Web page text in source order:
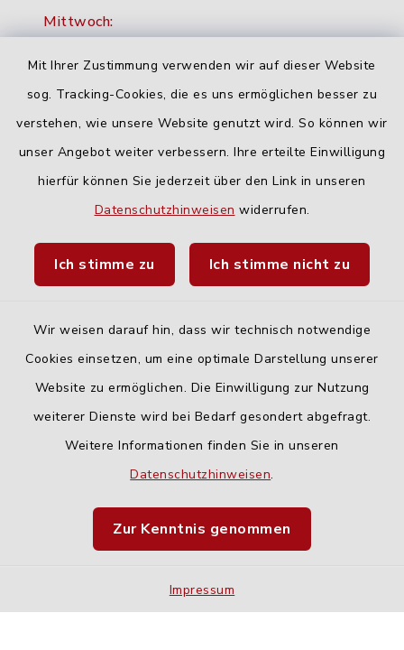
Mit Ihrer Zustimmung verwenden wir auf dieser Website
sog. Tracking-Cookies, die es uns ermöglichen besser zu
verstehen, wie unsere Website genutzt wird. So können wir
unser Angebot weiter verbessern. Ihre erteilte Einwilligung
hierfür können Sie jederzeit über den Link in unseren
Datenschutzhinweisen widerrufen.
Ich stimme zu Ich stimme nicht zu
Wir weisen darauf hin, dass wir technisch notwendige
Cookies einsetzen, um eine optimale Darstellung unserer
Website zu ermöglichen. Die Einwilligung zur Nutzung
weiterer Dienste wird bei Bedarf gesondert abgefragt.
Weitere Informationen finden Sie in unseren
Datenschutzhinweisen.
Zur Kenntnis genommen
Impressum
Mittwoch:
Freitag:
geschlossen
Quicklinks
Fahrplanauskunft DING
Barrierefreiheit
Impressum
Sitemap